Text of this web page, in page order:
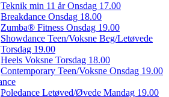
Teknik min 11 år Onsdag 17.00
Breakdance Onsdag 18.00
Zumba® Fitness Onsdag 19.00
Showdance Teen/Voksne Beg/Letøvede
Torsdag 19.00
Heels Voksne Torsdag 18.00
Contemporary Teen/Voksne Onsdag 19.00
Poledance Letøved/Øvede Mandag 19.00